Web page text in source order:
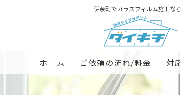
伊奈町でガラスフィルム施工な
ホーム ご依頼の流れ/料金 対